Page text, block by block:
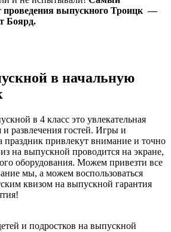
проведения выпускного Троицк —
Боярд.
в начальную
в 4 класс это увлекательная
и развлечения гостей. Игры и
праздник привлекут внимание и точно
на выпускной проводится на экране,
оборудования. Можем привезти все
мы, а можем воспользоваться
квизом на выпускной гарантия